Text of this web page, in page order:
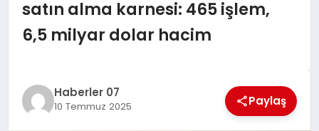
TEKNOLOJI
MAGAZIN
satın alma karnesi: 465 işlem,
6,5 milyar dolar hacim
Haberler 07
10 Temmuz 2025 Paylaş